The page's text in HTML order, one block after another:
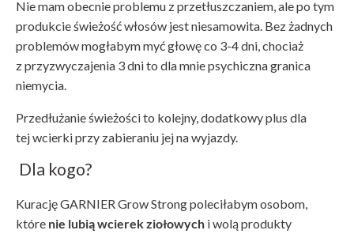
Nie mam obecnie problemu z przetłuszczaniem, ale po tym
produkcie świeżość włosów jest niesamowita. Bez żadnych
problemów mogłabym myć głowę co 3-4 dni, chociaż
z przyzwyczajenia 3 dni to dla mnie psychiczna granica
niemycia.
Przedłużanie świeżości to kolejny, dodatkowy plus dla
tej wcierki przy zabieraniu jej na wyjazdy.
Dla kogo?
Kurację GARNIER Grow Strong poleciłabym osobom,
które nie lubią wcierek ziołowych i wolą produkty